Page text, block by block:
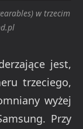
w trzecim
jest,
trzeciego,
wyżej
Przy